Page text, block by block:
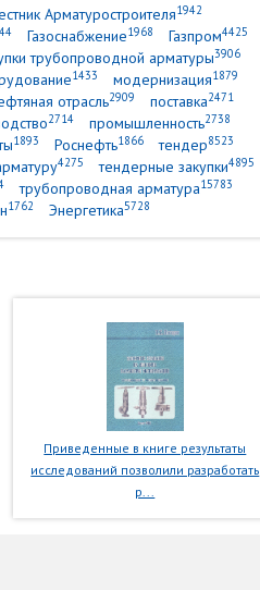
Арматуростроителя1942
Газоснабжение1968 Газпром4425
трубопроводной арматуры3906
1433 модернизация1879
отрасль2909 поставка2471
2714 промышленность2738
1893 Роснефть1866 тендер8523
4275 тендерные закупки4895
трубопроводная арматура15783
1762 Энергетика5728
Приведенные в книге результаты
исследований позволили разработать
р...